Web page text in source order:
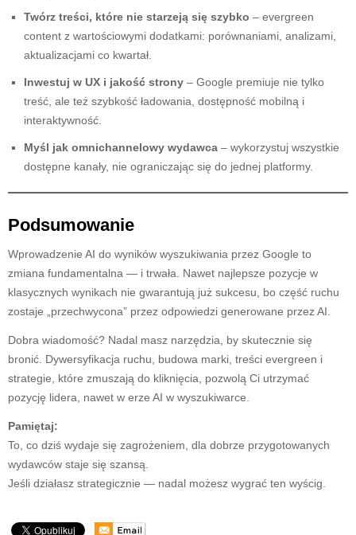
Twórz treści, które nie starzeją się szybko – evergreen
content z wartościowymi dodatkami: porównaniami, analizami,
aktualizacjami co kwartał.
Inwestuj w UX i jakość strony – Google premiuje nie tylko
treść, ale też szybkość ładowania, dostępność mobilną i
interaktywność.
Myśl jak omnichannelowy wydawca – wykorzystuj wszystkie
dostępne kanały, nie ograniczając się do jednej platformy.
Podsumowanie
Wprowadzenie AI do wyników wyszukiwania przez Google to
zmiana fundamentalna — i trwała. Nawet najlepsze pozycje w
klasycznych wynikach nie gwarantują już sukcesu, bo część ruchu
zostaje „przechwycona” przez odpowiedzi generowane przez AI.
Dobra wiadomość? Nadal masz narzędzia, by skutecznie się
bronić. Dywersyfikacja ruchu, budowa marki, treści evergreen i
strategie, które zmuszają do kliknięcia, pozwolą Ci utrzymać
pozycję lidera, nawet w erze AI w wyszukiwarce.
Pamiętaj:
To, co dziś wydaje się zagrożeniem, dla dobrze przygotowanych
wydawców staje się szansą.
Jeśli działasz strategicznie — nadal możesz wygrać ten wyścig.